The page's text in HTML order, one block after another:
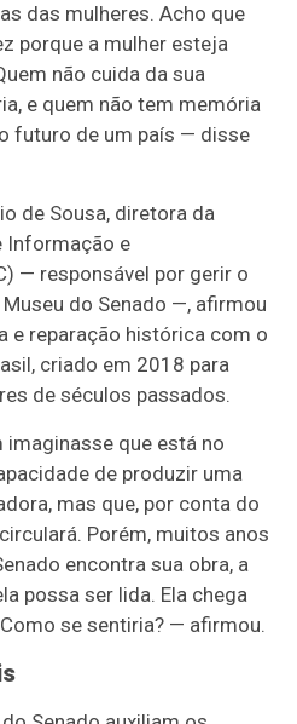
das mulheres. Acho que
porque a mulher esteja
não cuida da sua
e quem não tem memória
futuro de um país — disse
de Sousa, diretora da
Informação e
— responsável por gerir o
do Senado —, afirmou
e reparação histórica com o
criado em 2018 para
de séculos passados.
que está no
de produzir uma
mas que, por conta do
Porém, muitos anos
encontra sua obra, a
possa ser lida. Ela chega
se sentiria? — afirmou.